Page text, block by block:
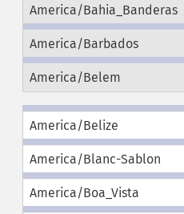
America/Bahia_Banderas
America/Barbados
America/Belem
America/Belize
America/Blanc-Sablon
America/Boa_Vista